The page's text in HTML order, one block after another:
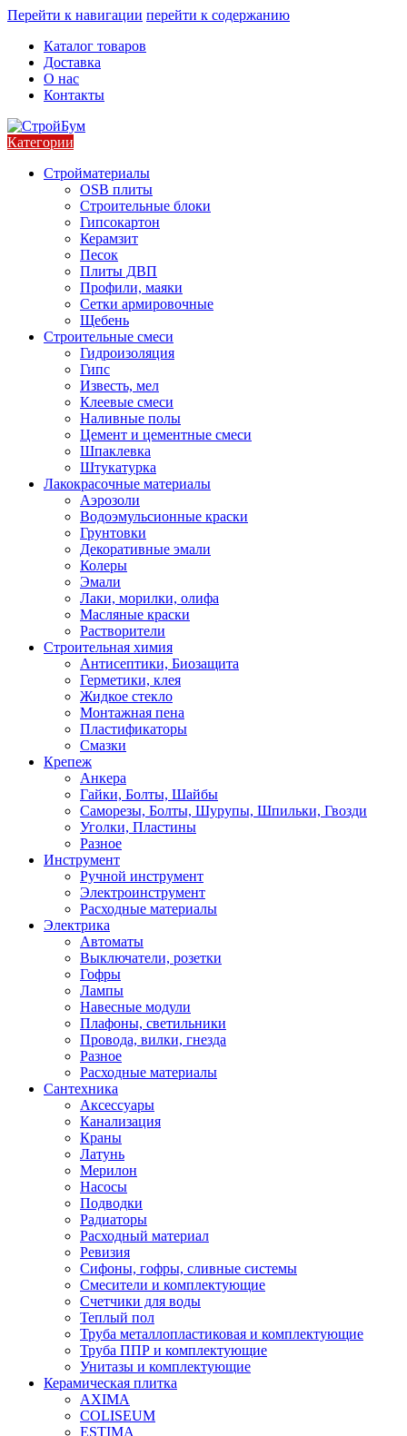
Перейти к навигации перейти к содержанию
Каталог товаров
Доставка
О нас
Контакты
Категории
Стройматериалы
OSB плиты
Строительные блоки
Гипсокартон
Керамзит
Песок
Плиты ДВП
Профили, маяки
Сетки армировочные
Щебень
Строительные смеси
Гидроизоляция
Гипс
Известь, мел
Клеевые смеси
Наливные полы
Цемент и цементные смеси
Шпаклевка
Штукатурка
Лакокрасочные материалы
Аэрозоли
Водоэмульсионные краски
Грунтовки
Декоративные эмали
Колеры
Эмали
Лаки, морилки, олифа
Масляные краски
Растворители
Строительная химия
Антисептики, Биозащита
Герметики, клея
Жидкое стекло
Монтажная пена
Пластификаторы
Смазки
Крепеж
Анкера
Гайки, Болты, Шайбы
Саморезы, Болты, Шурупы, Шпильки, Гвозди
Уголки, Пластины
Разное
Инструмент
Ручной инструмент
Электроинструмент
Расходные материалы
Электрика
Автоматы
Выключатели, розетки
Гофры
Лампы
Навесные модули
Плафоны, светильники
Провода, вилки, гнезда
Разное
Расходные материалы
Сантехника
Аксессуары
Канализация
Краны
Латунь
Мерилон
Насосы
Подводки
Радиаторы
Расходный материал
Ревизия
Сифоны, гофры, сливные системы
Смесители и комплектующие
Счетчики для воды
Теплый пол
Труба металлопластиковая и комплектующие
Труба ППР и комплектующие
Унитазы и комплектующие
Керамическая плитка
AXIMA
COLISEUM
ESTIMA